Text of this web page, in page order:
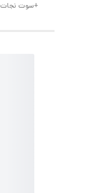
+سوت نجات